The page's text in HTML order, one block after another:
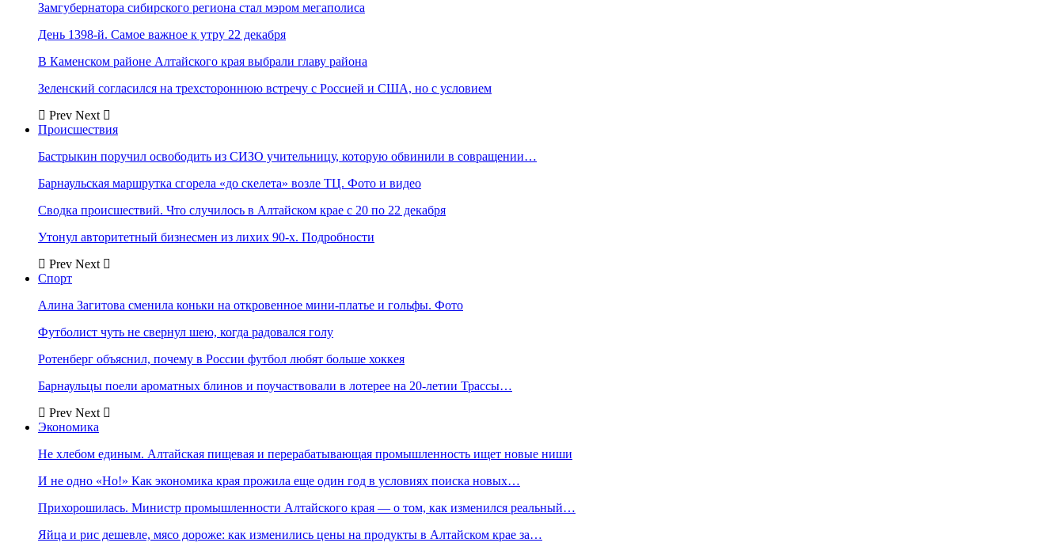
Замгубернатора сибирского региона стал мэром мегаполиса
День 1398-й. Самое важное к утру 22 декабря
В Каменском районе Алтайского края выбрали главу района
Зеленский согласился на трехстороннюю встречу с Россией и США, но с условием
Prev Next
Происшествия
Бастрыкин поручил освободить из СИЗО учительницу, которую обвинили в совращении…
Барнаульская маршрутка сгорела «до скелета» возле ТЦ. Фото и видео
Сводка происшествий. Что случилось в Алтайском крае с 20 по 22 декабря
Утонул авторитетный бизнесмен из лихих 90-х. Подробности
Prev Next
Спорт
Алина Загитова сменила коньки на откровенное мини-платье и гольфы. Фото
Футболист чуть не свернул шею, когда радовался голу
Ротенберг объяснил, почему в России футбол любят больше хоккея
Барнаульцы поели ароматных блинов и поучаствовали в лотерее на 20-летии Трассы…
Prev Next
Экономика
Не хлебом единым. Алтайская пищевая и перерабатывающая промышленность ищет новые ниши
И не одно «Но!» Как экономика края прожила еще один год в условиях поиска новых…
Прихорошилась. Министр промышленности Алтайского края — о том, как изменился реальный…
Яйца и рис дешевле, мясо дороже: как изменились цены на продукты в Алтайском крае за…